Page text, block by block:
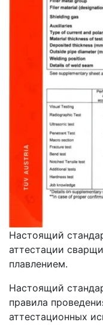
Настоящий
аттестации
плавлением.
Настоящий
правила
аттестационных